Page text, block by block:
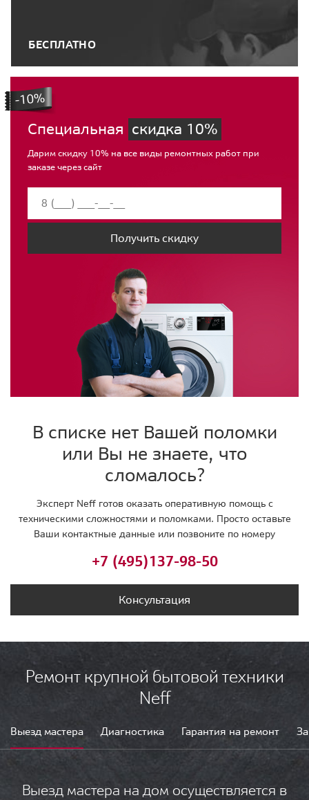
БЕСПЛАТНО
Специальная скидка 10%
Дарим скидку 10% на все виды ремонтных работ при
заказе через сайт
Получить скидку
В списке нет Вашей поломки
или Вы не знаете, что
сломалось?
Эксперт Neff готов оказать оперативную помощь с
техническими сложностями и поломками. Просто оставьте
Ваши контактные данные или позвоните по номеру
+7 (495)137-98-50
Консультация
Ремонт крупной бытовой техники
Neff
Выезд мастера Диагностика Гарантия на ремонт
Выезд мастера на дом осуществляется в